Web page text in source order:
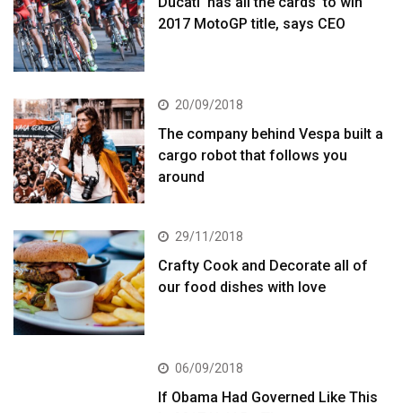
2017 MotoGP title, says CEO
20/09/2018
The company behind Vespa built a
cargo robot that follows you
around
29/11/2018
Crafty Cook and Decorate all of
our food dishes with love
06/09/2018
If Obama Had Governed Like This